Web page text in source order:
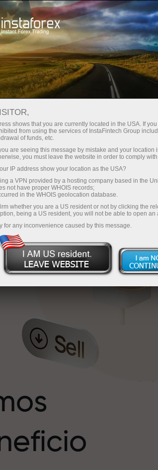
de la cuenta
Para
Para
Inversionistas
Para
shows that you are currently located in the USA. If
from using the services of InstaFintech Group
of funds, etc.
are seeing this message by mistake and your location
you must leave the website in order to comply
IP address show your location as the USA?
a VPN provided by a hosting company based in the
not have proper WHOIS records;
in the WHOIS geolocation database.
whether you are a US resident or not by clicking the
being a US resident, you will not be able to open an
for any inconvenience caused by this message.